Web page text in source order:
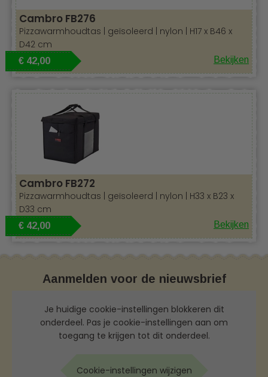
Cambro FB276
Pizzawarmhoudtas | geïsoleerd | nylon | H17 x B46 x
D42 cm
€ 42,00 Bekijken
Cambro FB272
Pizzawarmhoudtas | geïsoleerd | nylon | H33 x B23 x
D33 cm
€ 42,00 Bekijken
Aanmelden voor de nieuwsbrief
Je huidige cookie-instellingen blokkeren dit
onderdeel. Pas je cookie-instellingen aan om
toegang te krijgen tot dit onderdeel.
Cookie-instellingen wijzigen